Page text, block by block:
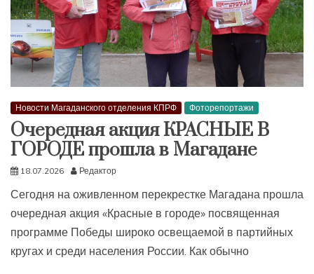
Новости Магаданского отделения КПРФ Фоторепортажи
Очередная акция КРАСНЫЕ В
ГОРОДЕ прошла в Магадане
18.07.2026 Редактор
Сегодня на оживленном перекрестке Магадана прошла
очередная акция «Красные в городе» посвященная
программе Победы широко освещаемой в партийных
кругах и среди населения России. Как обычно